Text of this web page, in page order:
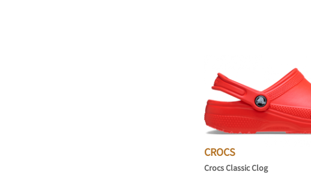
CROCS
Crocs Classic Clog